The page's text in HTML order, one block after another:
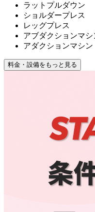
ラットプルダウン
ショルダープレス
レッグプレス
アブダクションマシ
アダクションマシン
料金・設備をもっと見る